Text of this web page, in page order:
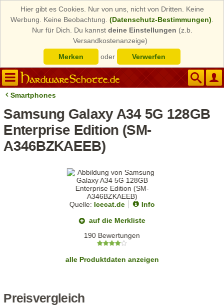
Hier gibt es Cookies. Nur von uns, nicht von Dritten. Keine
Werbung. Keine Beobachtung. (Datenschutz-Bestimmungen)
Nur für Dich. Du kannst deine Einstellungen (z.b.
Versandkostenanzeige)
Merken
oder Verwerfen
Smartphones
Samsung Galaxy A34 5G 128GB
Enterprise Edition (SM-
A346BZKAEEB)
Quelle: Icecat.de
Info
auf die Merkliste
190 Bewertungen
alle Produktdaten anzeigen
Preisvergleich